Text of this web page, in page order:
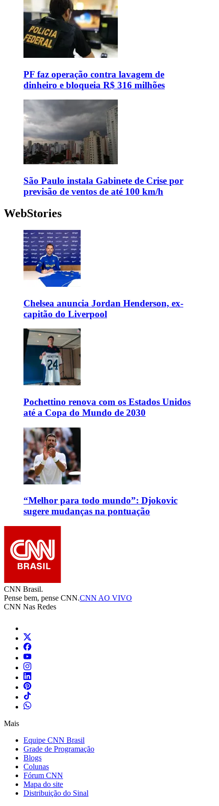
PF faz operação contra lavagem de
dinheiro e bloqueia R$ 316 milhões
São Paulo instala Gabinete de Crise por
previsão de ventos de até 100 km/h
WebStories
Chelsea anuncia Jordan Henderson, ex-
capitão do Liverpool
Pochettino renova com os Estados Unidos
até a Copa do Mundo de 2030
“Melhor para todo mundo”: Djokovic
sugere mudanças na pontuação
CNN Brasil.
Pense bem, pense CNN.CNN AO VIVO
CNN Nas Redes
Mais
Equipe CNN Brasil
Grade de Programação
Blogs
Colunas
Fórum CNN
Mapa do site
Distribuição do Sinal